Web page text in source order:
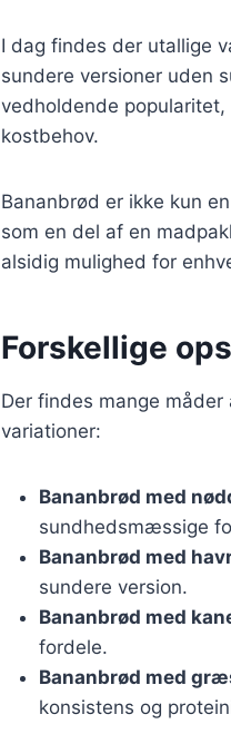
I dag findes der utallige
sundere versioner uden
vedholdende
kostbehov.
Bananbrød er ikke kun
som en del af en
alsidig mulighed for
Forskellige
Der findes mange
variationer:
Bananbrød med
sundhedsmæssige
Bananbrød med
sundere version.
Bananbrød med
fordele.
Bananbrød med
konsistens og